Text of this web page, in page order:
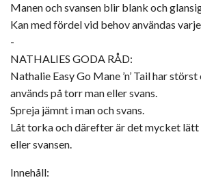
Manen och svansen blir blank och
Kan med fördel vid behov användas
-
NATHALIES GODA RÅD:
Nathalie Easy Go Mane ’n’ Tail har
används på torr man eller svans.
Spreja jämnt i man och svans.
Låt torka och därefter är det mycket lätt
eller svansen.
Innehåll: